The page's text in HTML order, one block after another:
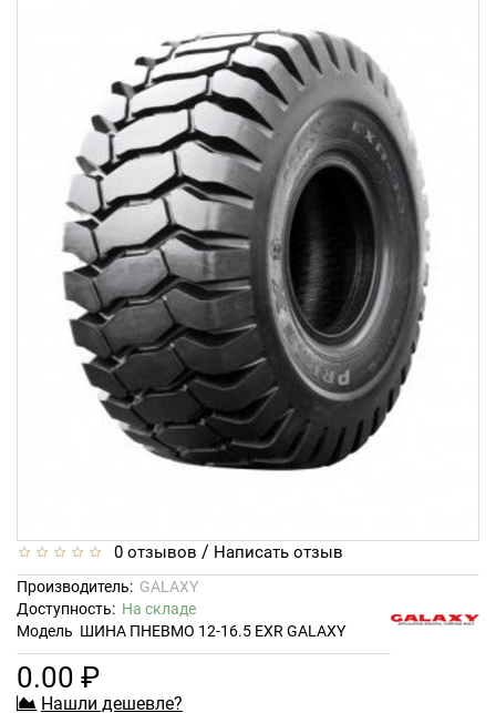
0 отзывов / Написать отзыв
Производитель: GALAXY
Доступность: На складе
Модель ШИНА ПНЕВМО 12-16.5 EXR GALAXY
0.00 ₽
Нашли дешевле?